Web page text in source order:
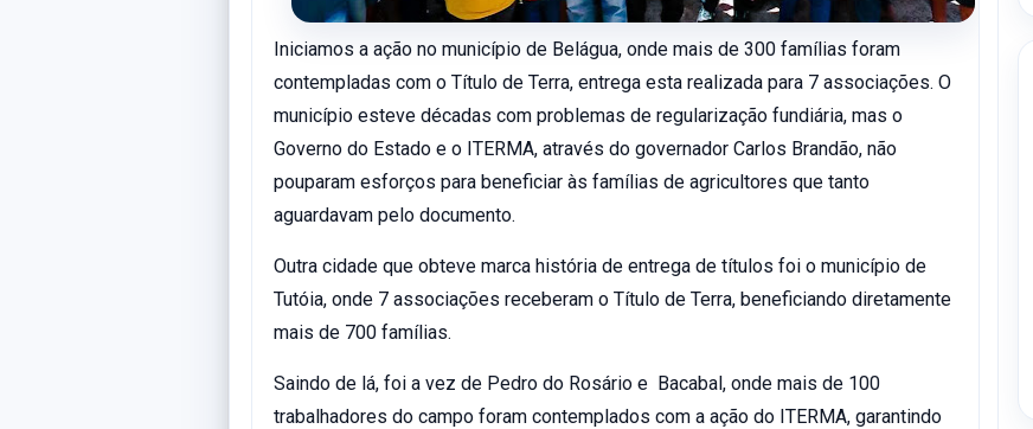
Iniciamos a ação no município de Belágua, onde mais de 300 famílias foram
contempladas com o Título de Terra, entrega esta realizada para 7 associações. O
município esteve décadas com problemas de regularização fundiária, mas o
Governo do Estado e o ITERMA, através do governador Carlos Brandão, não
pouparam esforços para beneficiar às famílias de agricultores que tanto
aguardavam pelo documento.
Outra cidade que obteve marca história de entrega de títulos foi o município de
Tutóia, onde 7 associações receberam o Título de Terra, beneficiando diretamente
mais de 700 famílias.
Saindo de lá, foi a vez de Pedro do Rosário e Bacabal, onde mais de 100
trabalhadores do campo foram contemplados com a ação do ITERMA, garantindo